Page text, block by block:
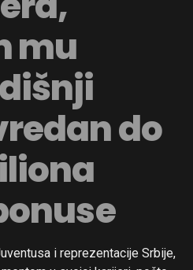
mu
do
i reprezentacije Srbije,